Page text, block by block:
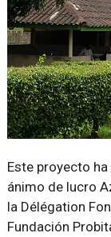
Este proyecto
ánimo de lucro
la Délégation
Fundación